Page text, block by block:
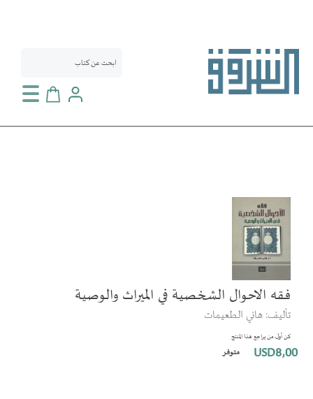
سلة التسوق
فقه الاحوال الشخصية في الميراث والوصية
تأليف: هاني الطعيمات
كن أول من يراجع هذا المنتج
USD8٫00 متوفر
النهاية
معرض
الصور
تخطي
إلى
بداية
معرض
الصور